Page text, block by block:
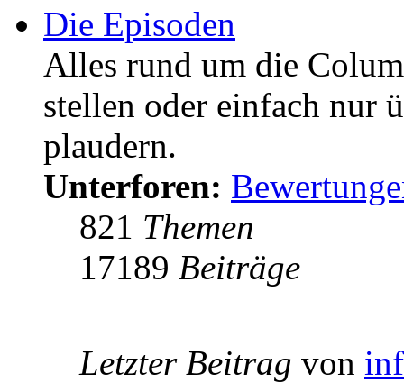
Die Episoden
Alles rund um die
stellen oder einfach nur
plaudern.
Unterforen:
821 Themen
17189 Beiträge
Letzter Beitrag von